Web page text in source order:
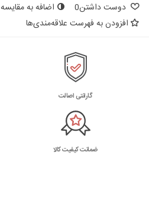
دوست داشتن0 اضافه به مقایسه
افزودن به فهرست علاقه‌مندی‌ها
گارانتی اصالت
ضمانت کیفیت کالا